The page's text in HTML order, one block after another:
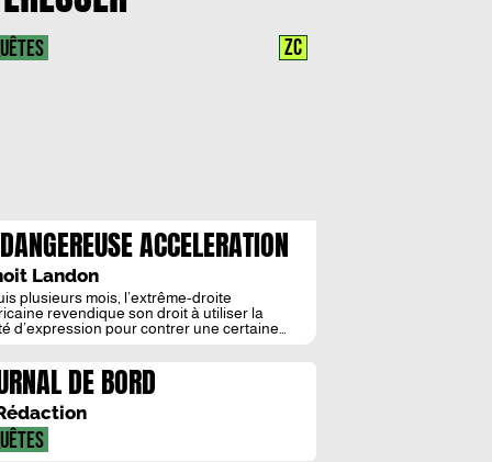
ACCELERATION
CENSURE DES LIVRES AUX
UNIS
Landon
plusieurs mois, l’extrême-droite
revendique son droit à utiliser la
d’expression pour contrer une certaine
ont constaté une forte augmentation,
2021, des tentatives de censurer des livres.
s’intensifie d’année en année et
sans […]
ZC
DE BORD